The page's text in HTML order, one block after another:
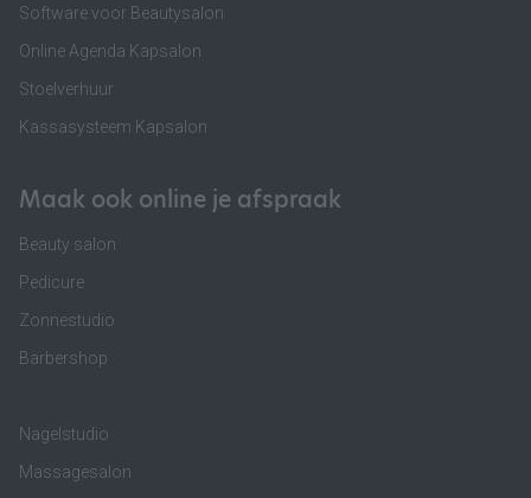
Software voor Beautysalon
Online Agenda Kapsalon
Stoelverhuur
Kassasysteem Kapsalon
Maak ook online je afspraak
Beauty salon
Pedicure
Zonnestudio
Barbershop
Nagelstudio
Massagesalon